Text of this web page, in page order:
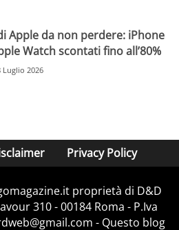
Apple da non perdere: iPhone
Watch scontati fino all’80%
Luglio 2026
Privacy Policy
proprietà di D&D
310 - 00184 Roma - P.Iva
- Questo blog